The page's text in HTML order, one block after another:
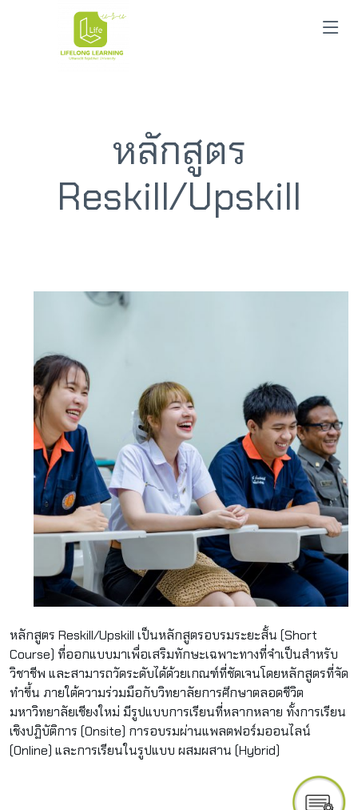
หลักสูตร
Reskill/Upskill
หลักสูตร Reskill/Upskill เป็นหลักสูตรอบรมระยะสั้น (Short
Course) ที่ออกแบบมาเพื่อเสริมทักษะเฉพาะทางที่จำเป็นสำหรับ
วิชาชีพ และสามารถวัดระดับได้ด้วยเกณฑ์ที่ชัดเจนโดยหลักสูตรที่จัด
ทำขึ้น ภายใต้ความร่วมมือกับวิทยาลัยการศึกษาตลอดชีวิต
มหาวิทยาลัยเชียงใหม่ มีรูปแบบการเรียนที่หลากหลาย ทั้งการเรียน
เชิงปฏิบัติการ (Onsite) การอบรมผ่านแพลตฟอร์มออนไลน์
(Online) และการเรียนในรูปแบบ ผสมผสาน (Hybrid)